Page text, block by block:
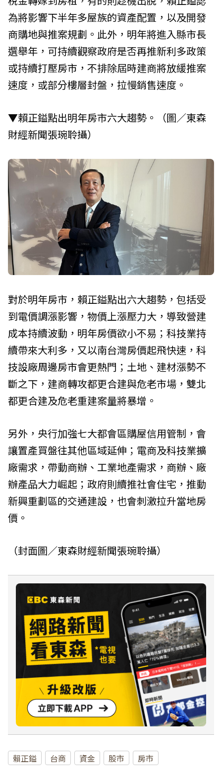
為將影響下半年多屋族的資產配置，以及開發
商購地與推案規劃。此外，明年將進入縣市長
選舉年，可持續觀察政府是否再推新利多政策
或持續打壓房市，不排除屆時建商將放緩推案
速度，或部分樓層封盤，拉慢銷售速度。
▼賴正鎰點出明年房市六大趨勢。（圖／東森
財經新聞張琬聆攝）
對於明年房市，賴正鎰點出六大趨勢，包括受
到電價調漲影響，物價上漲壓力大，導致營建
成本持續波動，明年房價欲小不易；科技業持
續帶來大利多，又以南台灣房價起飛快速，科
技設廠周邊房市會更熱門；土地、建材漲勢不
斷之下，建商轉攻都更合建與危老市場，雙北
都更合建及危老重建案量將暴增。
另外，央行加強七大都會區購屋信用管制，會
讓置產買盤往其他區域延伸；電商及科技業擴
廠需求，帶動商辦、工業地產需求，商辦、廠
辦產品大力崛起；政府則續推社會住宅，推動
新興重劃區的交通建設，也會刺激拉升當地房
價。
（封面圖／東森財經新聞張琬聆攝）
賴正鎰 台商 資金 股市 房市